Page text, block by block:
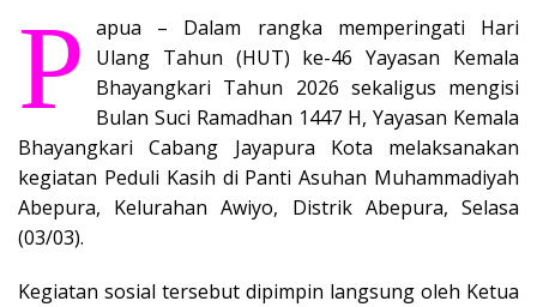
P apua – Dalam rangka memperingati Hari
Ulang Tahun (HUT) ke-46 Yayasan Kemala
Bhayangkari Tahun 2026 sekaligus mengisi
Bulan Suci Ramadhan 1447 H, Yayasan Kemala
Bhayangkari Cabang Jayapura Kota melaksanakan
kegiatan Peduli Kasih di Panti Asuhan Muhammadiyah
Abepura, Kelurahan Awiyo, Distrik Abepura, Selasa
(03/03).
Kegiatan sosial tersebut dipimpin langsung oleh Ketua